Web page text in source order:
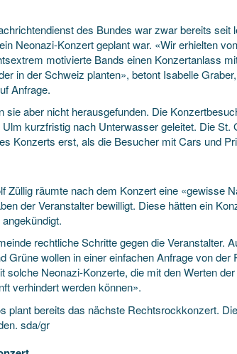
des Bundes war zwar bereits
Neonazi-Konzert geplant war. «Wir erhielten
motivierte Bands einen Konzertanlass
in der Schweiz planten», betont Isabelle
Anfrage.
sie aber nicht herausgefunden. Die
kurzfristig nach Unterwasser geleitet. Die St.
Konzerts erst, als die Besucher mit Cars und
Züllig räumte nach dem Konzert eine «gewisse
der Veranstalter bewilligt. Diese hätten ein
rechtliche Schritte gegen die Veranstalter.
Grüne wollen in einer einfachen Anfrage von
solche Neonazi-Konzerte, die mit den Werten
verhindert werden können».
plant bereits das nächste Rechtsrockkonzert.
sda/gr